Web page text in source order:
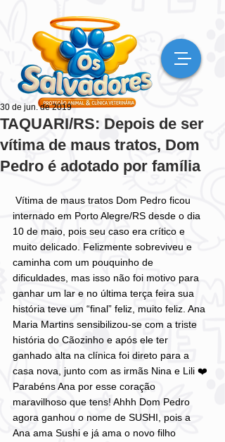
TAQUARI/RS: Depois de ser
vítima de maus tratos, Dom
Pedro é adotado por família
30 de jun. de 2019
internado em Porto Alegre/RS desde o dia
10 de maio, pois seu caso era crítico e
muito delicado. Felizmente sobreviveu e
caminha com um pouquinho de
dificuldades, mas isso não foi motivo para
ganhar um lar e no última terça feira sua
história teve um “final” feliz, muito feliz. Ana
Maria Martins sensibilizou-se com a triste
história do Cãozinho e após ele ter
ganhado alta na clínica foi direto para a
casa nova, junto com as irmãs Nina e Lili ❤️
Parabéns Ana por esse coração
maravilhoso que tens! Ahhh Dom Pedro
agora ganhou o nome de SUSHI, pois a
Ana ama Sushi e já ama o novo filho